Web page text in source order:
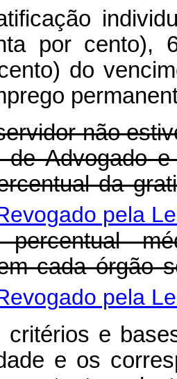
por cento),
do
não
de Advogado
da
pela
cada órgão
pela
critérios e
e os